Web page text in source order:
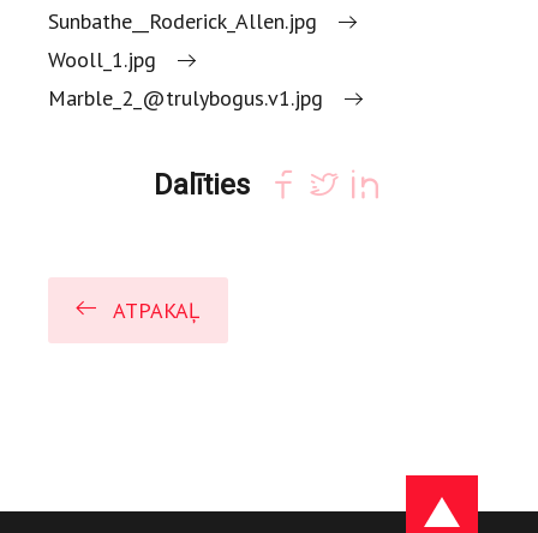
Sunbathe__Roderick_Allen.jpg
Wooll_1.jpg
Marble_2_@trulybogus.v1.jpg
Dalīties
ATPAKAĻ